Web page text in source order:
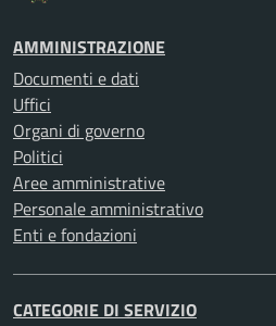
AMMINISTRAZIONE
Documenti e dati
Uffici
Organi di governo
Politici
Aree amministrative
Personale amministrativo
Enti e fondazioni
CATEGORIE DI SERVIZIO